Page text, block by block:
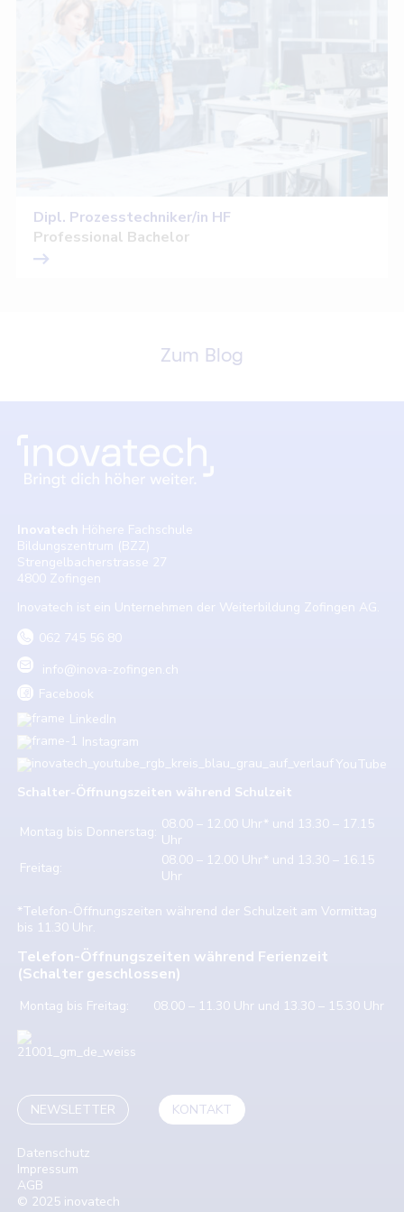
Dipl. Prozesstechniker/in HF
Professional Bachelor
Zum Blog
Inovatech Höhere Fachschule
Bildungszentrum (BZZ)
Strengelbacherstrasse 27
4800 Zofingen
Inovatech ist ein Unternehmen der Weiterbildung Zofingen AG.
062 745 56 80
info@inova-zofingen.ch
Facebook
LinkedIn
Instagram
YouTube
Schalter-Öffnungszeiten während Schulzeit
Montag bis Donnerstag: 08.00 – 12.00 Uhr* und 13.30 – 17.15
Uhr
Freitag:
08.00 – 12.00 Uhr* und 13.30 – 16.15
Uhr
*Telefon-Öffnungszeiten während der Schulzeit am Vormittag
bis 11.30 Uhr.
Telefon-Öffnungszeiten während Ferienzeit
(Schalter geschlossen)
Montag bis Freitag: 08.00 – 11.30 Uhr und 13.30 – 15.30 Uhr
NEWSLETTER KONTAKT
© 2025 inovatech
AGB
Impressum
Datenschutz